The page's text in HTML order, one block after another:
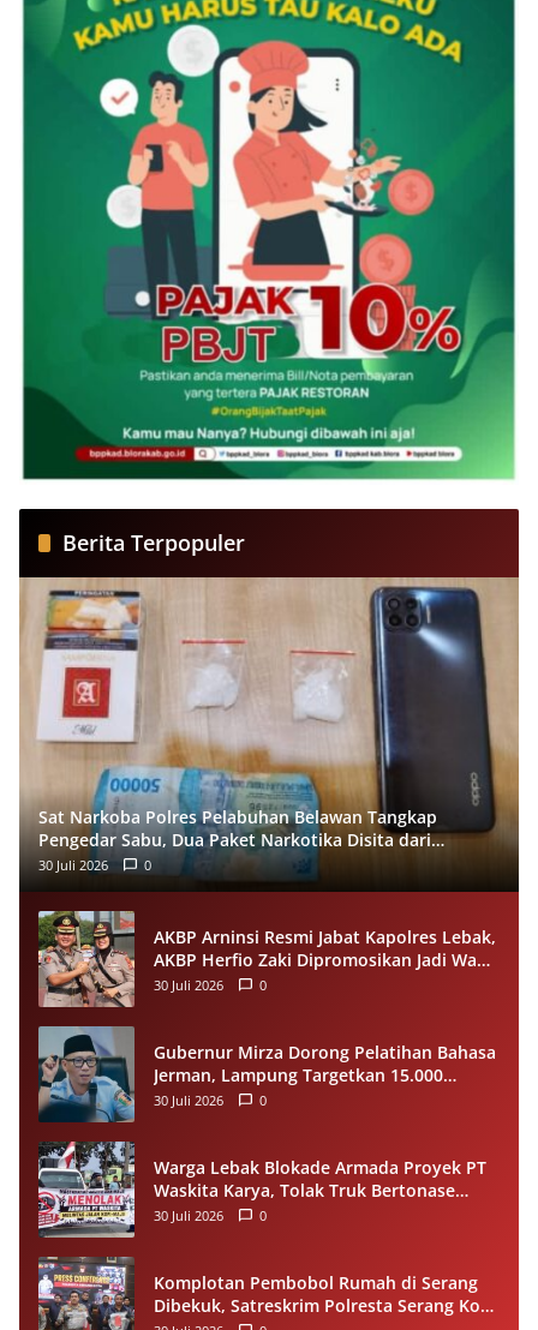
Berita Terpopuler
Sat Narkoba Polres Pelabuhan Belawan Tangkap
Pengedar Sabu, Dua Paket Narkotika Disita dari
Tersangka
30 Juli 2026 0
AKBP Arninsi Resmi Jabat Kapolres Lebak,
AKBP Herfio Zaki Dipromosikan Jadi Wadir
Reskrimsus Polda Banten
30 Juli 2026 0
Gubernur Mirza Dorong Pelatihan Bahasa
Jerman, Lampung Targetkan 15.000
Pekerja Terampil ke Luar Negeri per
30 Juli 2026 0
Warga Lebak Blokade Armada Proyek PT
Waskita Karya, Tolak Truk Bertonase
Besar Melintasi Jalan Kopi–Sangiang Maja
30 Juli 2026 0
Komplotan Pembobol Rumah di Serang
Dibekuk, Satreskrim Polresta Serang Kota